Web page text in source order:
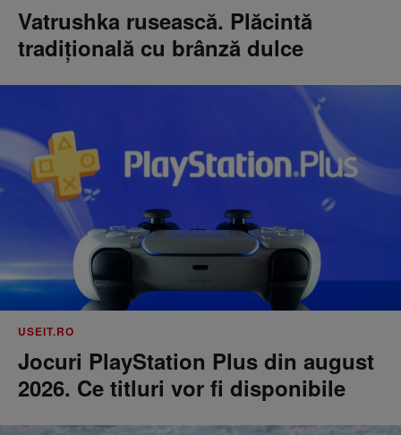
Vatrushka rusească. Plăcintă
tradițională cu brânză dulce
USEIT.RO
Jocuri PlayStation Plus din august
2026. Ce titluri vor fi disponibile